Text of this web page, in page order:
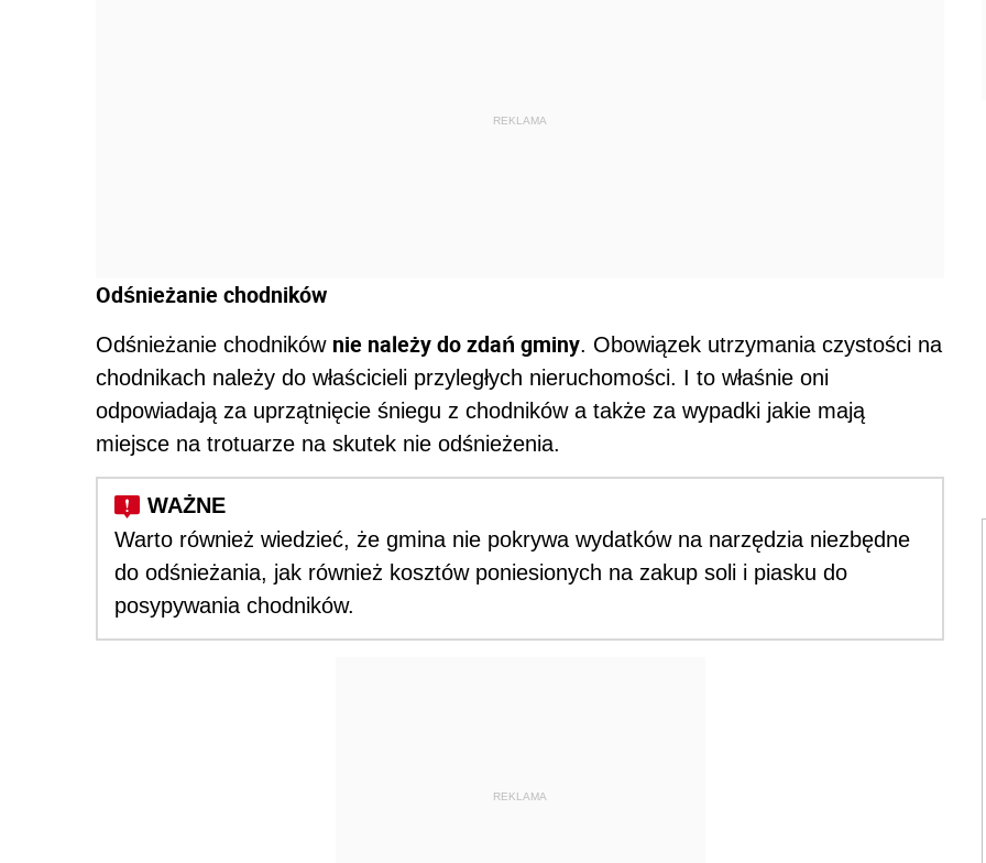
REKLAMA
Odśnieżanie chodników
Odśnieżanie chodników nie należy do zdań gminy. Obowiązek utrzymania czystości na
chodnikach należy do właścicieli przyległych nieruchomości. I to właśnie oni
odpowiadają za uprzątnięcie śniegu z chodników a także za wypadki jakie mają
miejsce na trotuarze na skutek nie odśnieżenia.
Warto również wiedzieć, że gmina nie pokrywa wydatków na narzędzia niezbędne
do odśnieżania, jak również kosztów poniesionych na zakup soli i piasku do
posypywania chodników.
REKLAMA